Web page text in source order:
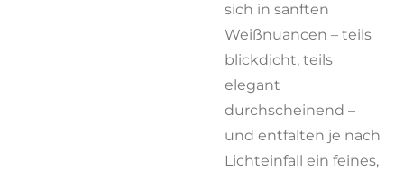
sich in sanften
Weißnuancen – teils
blickdicht, teils
elegant
durchscheinend –
und entfalten je nach
Lichteinfall ein feines,